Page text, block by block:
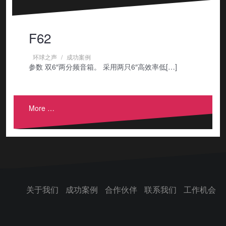
F62
环球之声 成功案例
参数 双6″两分频音箱。 采用两只6″高效率低[…]
More …
关于我们 成功案例 合作伙伴 联系我们 工作机会